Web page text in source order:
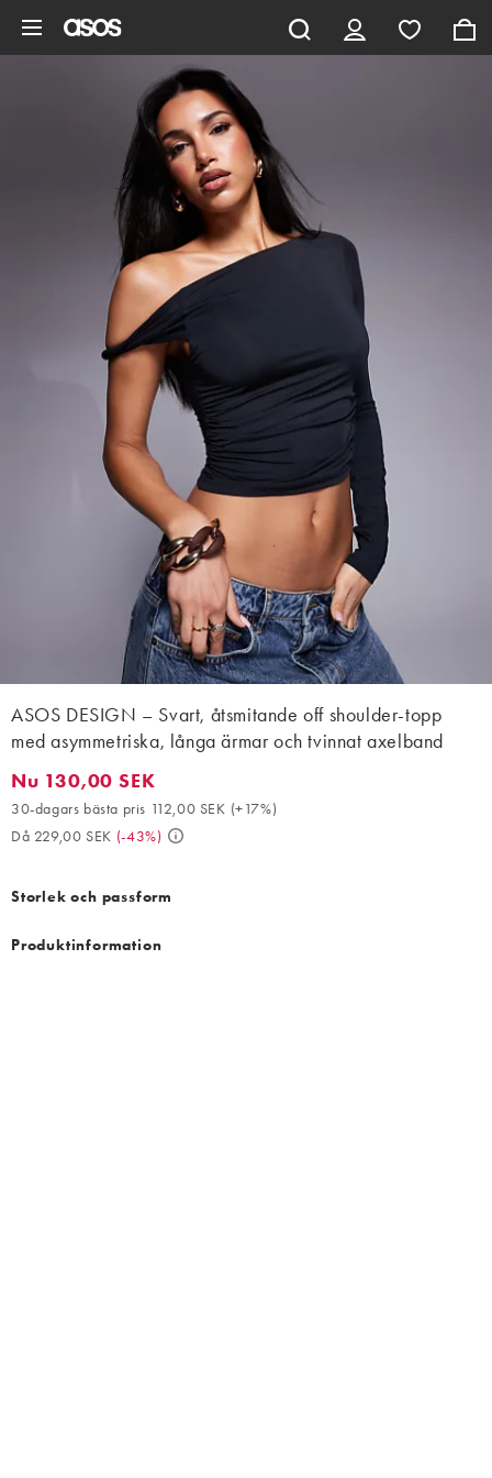
ASOS DESIGN – Svart, åtsmitande off shoulder-topp
med asymmetriska, långa ärmar och tvinnat axelband
Nu 130,00 SEK. 30-dagars bästa pris 112,00 SEK (+17%). Då
Nu 130,00 SEK
30-dagars bästa pris 112,00 SEK (+17%)
Då 229,00 SEK (-43%)
Storlek och passform
Produktinformation